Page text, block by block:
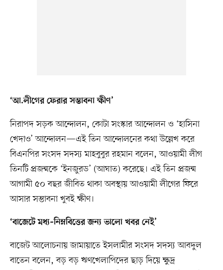
‘আ.লীগের ফেরার সম্ভাবনা ক্ষীণ’
নিরাপদ সড়ক আন্দোলন, কোটা সংস্কার আন্দোলন ও ‘হাসিনা
খেদাও’ আন্দোলন—এই তিন আন্দোলনের কথা উল্লেখ করে
বিএনপির সংসদ সদস্য মাহবুবুর রহমান বলেন, আওয়ামী লীগ
তিনটি প্রজন্মকে ‘ইনজুরড’ (আঘাত) করেছে। এই তিন প্রজন্ম
আগামী ৫০ বছর জীবিত থাকা অবস্থায় আওয়ামী লীগের ফিরে
আসার সম্ভাবনা খুবই ক্ষীণ।
‘বাজেটে মধ্য–নিম্নবিত্তের জন্য ভালো খবর নেই’
বাজেট আলোচনায় জামায়াতে ইসলামীর সংসদ সদস্য আবদুল
বাতেন বলেন, বড় বড় ঋণখেলাপিদের ছাড় দিয়ে ক্ষুদ্র